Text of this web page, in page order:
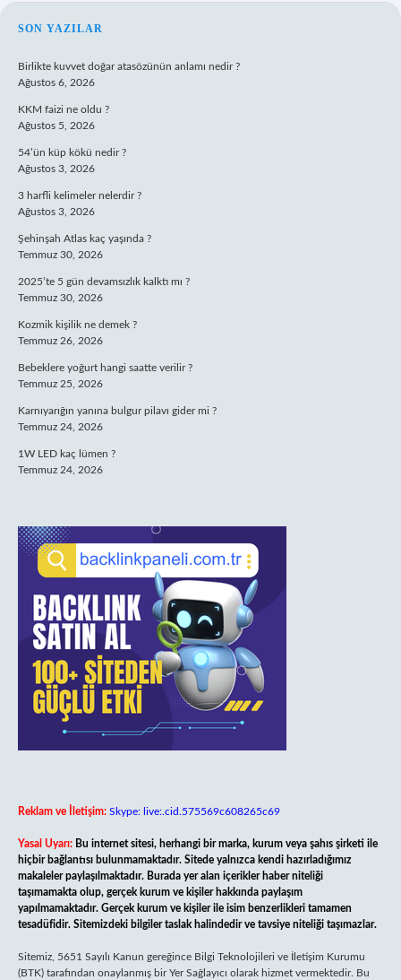
SIDEBAR
SON YAZILAR
Birlikte kuvvet doğar atasözünün anlamı nedir ?
Ağustos 6, 2026
KKM faizi ne oldu ?
Ağustos 5, 2026
54’ün küp kökü nedir ?
Ağustos 3, 2026
3 harfli kelimeler nelerdir ?
Ağustos 3, 2026
Şehinşah Atlas kaç yaşında ?
Temmuz 30, 2026
2025’te 5 gün devamsızlık kalktı mı ?
Temmuz 30, 2026
Kozmik kişilik ne demek ?
Temmuz 26, 2026
Bebeklere yoğurt hangi saatte verilir ?
Temmuz 25, 2026
Karnıyarığın yanına bulgur pilavı gider mi ?
Temmuz 24, 2026
1W LED kaç lümen ?
Temmuz 24, 2026
Reklam ve İletişim: Skype: live:.cid.575569c608265c69
Yasal Uyarı: Bu internet sitesi, herhangi bir marka, kurum veya şahıs şirketi ile
hiçbir bağlantısı bulunmamaktadır. Sitede yalnızca kendi hazırladığımız
makaleler paylaşılmaktadır. Burada yer alan içerikler haber niteliği
taşımamakta olup, gerçek kurum ve kişiler hakkında paylaşım
yapılmamaktadır. Gerçek kurum ve kişiler ile isim benzerlikleri tamamen
tesadüfidir. Sitemizdeki bilgiler taslak halindedir ve tavsiye niteliği taşımazlar.
Sitemiz, 5651 Sayılı Kanun gereğince Bilgi Teknolojileri ve İletişim Kurumu
(BTK) tarafından onaylanmış bir Yer Sağlayıcı olarak hizmet vermektedir. Bu